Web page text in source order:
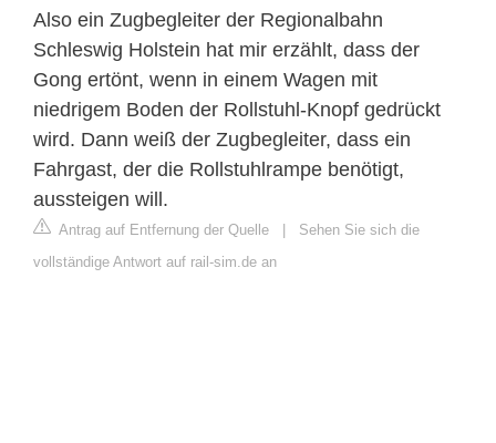
Also ein Zugbegleiter der Regionalbahn
Schleswig Holstein hat mir erzählt, dass der
Gong ertönt, wenn in einem Wagen mit
niedrigem Boden der Rollstuhl-Knopf gedrückt
wird. Dann weiß der Zugbegleiter, dass ein
Fahrgast, der die Rollstuhlrampe benötigt,
aussteigen will.
Antrag auf Entfernung der Quelle | Sehen Sie sich die
vollständige Antwort auf rail-sim.de an